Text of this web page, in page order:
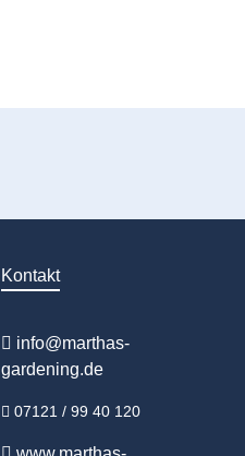
Kontakt
info@marthas-
gardening.de
07121 / 99 40 120